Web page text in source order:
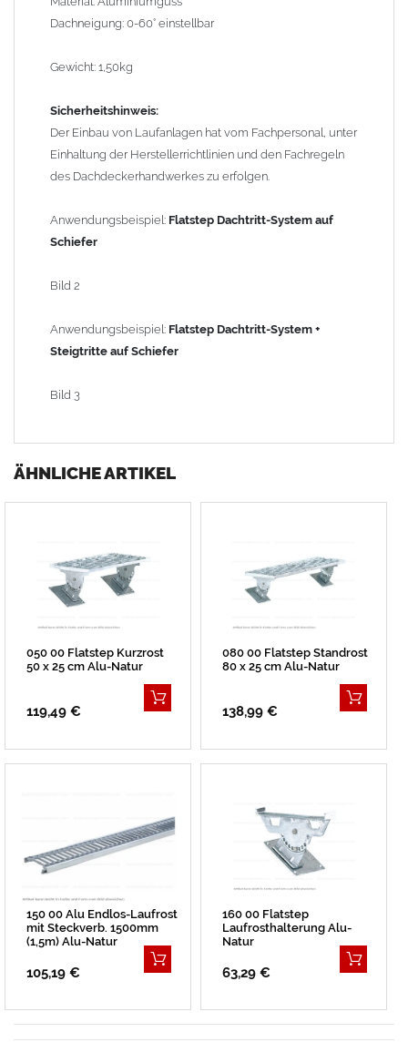
Dachneigung: 0-60° einstellbar
Gewicht: 1,50kg
Sicherheitshinweis:
Der Einbau von Laufanlagen hat vom Fachpersonal, unter
Einhaltung der Herstellerrichtlinien und den Fachregeln
des Dachdeckerhandwerkes zu erfolgen.
Anwendungsbeispiel: Flatstep Dachtritt-System auf
Schiefer
Bild 2
Anwendungsbeispiel: Flatstep Dachtritt-System +
Steigtritte auf Schiefer
Bild 3
ÄHNLICHE ARTIKEL
050 00 Flatstep Kurzrost
50 x 25 cm Alu-Natur
119,49 €
080 00 Flatstep Standrost
80 x 25 cm Alu-Natur
138,99 €
150 00 Alu Endlos-Laufrost
mit Steckverb. 1500mm
(1,5m) Alu-Natur
105,19 €
160 00 Flatstep
Laufrosthalterung Alu-
Natur
63,29 €